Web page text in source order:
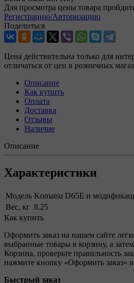
Для просмотра цены товара
Регистрацию/Авторизацию
Поделиться
Цена действительна только для
отличаться от цен в розничных
Описание
Как купить
Оплата
Доставка
Отзывы
Наличие
Описание
Характеристики
Модель Komatsu D65E и
Вес, кг 8.25
Как купить
Оформить заказ на нашем сайте
выбранные товары в корзину, а
Корзина, проверьте правильность
нажмите кнопку «Оформить заказ»
Быстрый заказ